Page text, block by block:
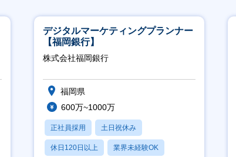
デジタルマーケティングプランナー
【福岡銀行】
株式会社福岡銀行
福岡県
600万~1000万
正社員採用 土日祝休み
休日120日以上 業界未経験OK